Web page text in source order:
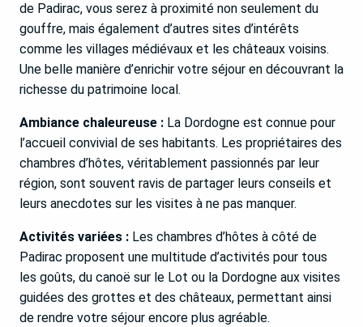
de Padirac, vous serez à proximité non seulement du
gouffre, mais également d’autres sites d’intérêts
comme les villages médiévaux et les châteaux voisins.
Une belle manière d’enrichir votre séjour en découvrant la
richesse du patrimoine local.
Ambiance chaleureuse : La Dordogne est connue pour
l’accueil convivial de ses habitants. Les propriétaires des
chambres d’hôtes, véritablement passionnés par leur
région, sont souvent ravis de partager leurs conseils et
leurs anecdotes sur les visites à ne pas manquer.
Activités variées : Les chambres d’hôtes à côté de
Padirac proposent une multitude d’activités pour tous
les goûts, du canoë sur le Lot ou la Dordogne aux visites
guidées des grottes et des châteaux, permettant ainsi
de rendre votre séjour encore plus agréable.